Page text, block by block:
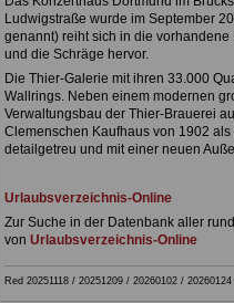
Ludwigstraße wurde im September
genannt) reiht sich in die
und die Schräge hervor.
Die Thier-Galerie mit ihren 33.000
Wallrings. Neben einem modernen
Verwaltungsbau der Thier-Brauerei
Clemenschen Kaufhaus von 1902
detailgetreu und mit einer neuen
Urlaubsverzeichnis-Online
Zur Suche in der Datenbank aller
von Urlaubsverzeichnis-Online
Red 20251118 / 20251209 / 20260102 /